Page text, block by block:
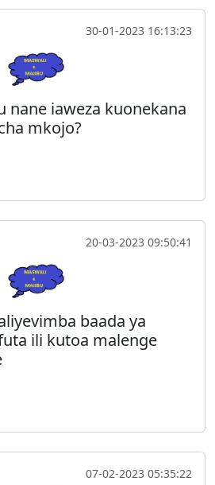
30-01-2023 16:13:23
nane iaweza kuonekana
mkojo?
20-03-2023 09:50:41
baada ya
ili kutoa malenge
07-02-2023 05:35:22